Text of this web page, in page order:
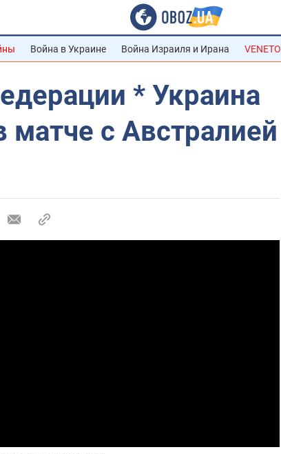
Война в Украине Война Израиля и Ирана VENETO
* Украина
матче с Австралией